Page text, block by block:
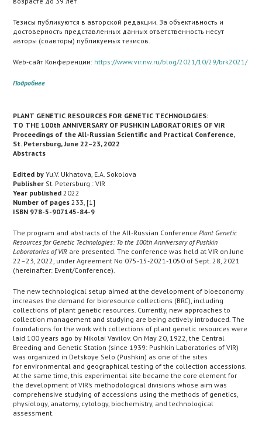
Тезисы публикуются в авторской редакции. За объективность и
достоверность представленных данных ответственность несут
авторы (соавторы) публикуемых тезисов.
Web-сайт Конференции: https://www.vir.nw.ru/blog/2021/10/29/brk2021/
Подробнее
PLANT GENETIC RESOURCES FOR GENETIC TECHNOLOGIES:
TO THE 100th ANNIVERSARY OF PUSHKIN LABORATORIES OF VIR
Proceedings of the All-Russian Scientific and Practical Conference,
St. Petersburg, June 22–23, 2022
Abstracts
Edited by Yu.V. Ukhatova, E.A. Sokolova
Publisher St. Petersburg : VIR
Year published 2022
Number of pages 233, [1]
ISBN 978-5-907145-84-9
The program and abstracts of the All-Russian ConferencePlant Genetic
Resources for Genetic Technologies: To the 100th Anniversary of Pushkin
Laboratories of VIR are presented. The conference was held at VIR on June
22–23, 2022, under Agreement No 075-15-2021-1050 of Sept. 28, 2021
(hereinafter: Event/Conference).
The new technological setup aimed at the development of bioeconomy
increases the demand for bioresource collections (BRC), including
collections of plant genetic resources. Currently, new approaches to
collection management and studying are being actively introduced. The
foundations for the work with collections of plant genetic resources were
laid 100 years ago by Nikolai Vavilov. On May 20, 1922, the Central
Breeding and Genetic Station (since 1939: Pushkin Laboratories of VIR)
was organized in Detskoye Selo (Pushkin) as one of the sites
for environmental and geographical testing of the collection accessions.
At the same time, this experimental site became the core element for
the development of VIR’s methodological divisions whose aim was
comprehensive studying of accessions using the methods of genetics,
physiology, anatomy, cytology, biochemistry, and technological
assessment.